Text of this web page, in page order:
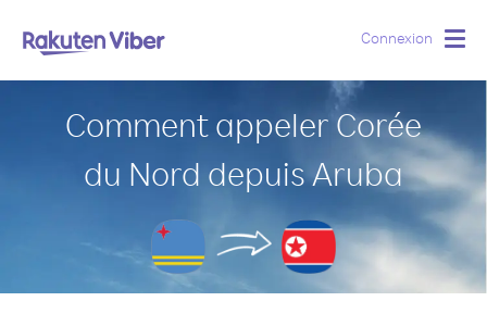
Connexion
Comment appeler Corée
du Nord depuis Aruba